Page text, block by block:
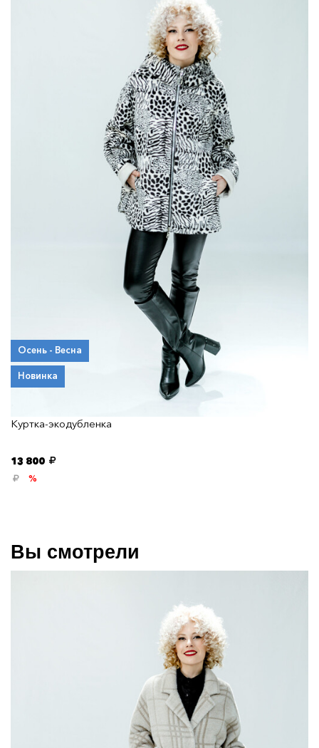
Осень - Весна
Новинка
Куртка-экодубленка
13 800
%
Вы смотрели